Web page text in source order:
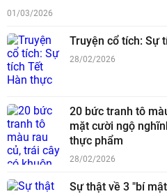
01/03/2026
Truyện cổ tích: Sự
28/02/2026
20 bức tranh tô
mặt cười ngộ
thực phẩm
28/02/2026
Sự thật về 3 "bí